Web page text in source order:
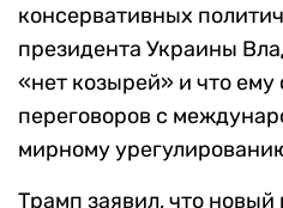
консервативных
президента Украины
«нет козырей» и что ему
переговоров с
мирному
Трамп заявил, что новый